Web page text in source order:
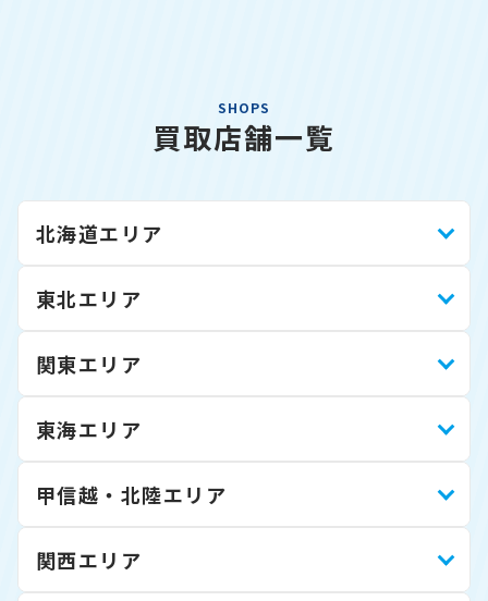
SHOPS
買取店舗一覧
北海道エリア
東北エリア
関東エリア
東海エリア
甲信越・北陸エリア
関西エリア